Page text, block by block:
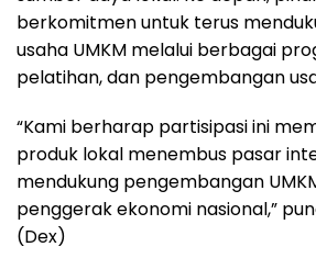
berkomitmen untuk terus
usaha UMKM melalui berbagai
pelatihan, dan pengembangan
“Kami berharap partisipasi ini
produk lokal menembus pasar
mendukung pengembangan
penggerak ekonomi nasional,”
(Dex)